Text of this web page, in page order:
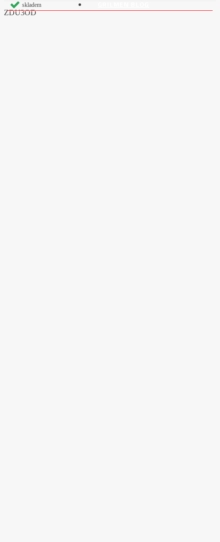
skladem
ZDU3OD